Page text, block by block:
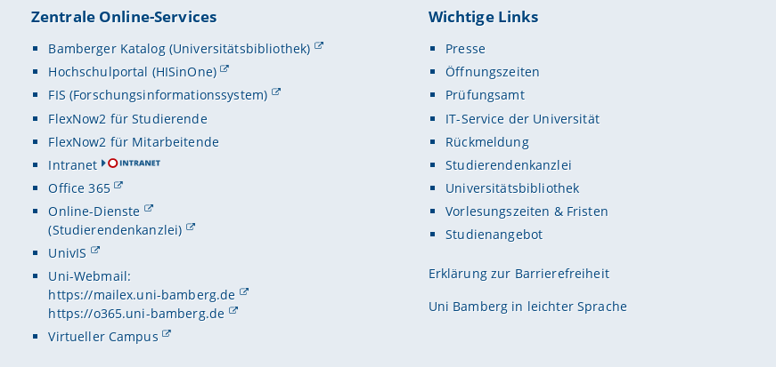
Zentrale Online-Services
Bamberger Katalog (Universitätsbibliothek)
Hochschulportal (HISinOne)
FIS (Forschungsinformationssystem)
FlexNow2 für Studierende
FlexNow2 für Mitarbeitende
Intranet
Office 365
Online-Dienste
(Studierendenkanzlei)
UnivIS
Uni-Webmail:
https://mailex.uni-bamberg.de
https://o365.uni-bamberg.de
Virtueller Campus
Wichtige Links
Presse
Öffnungszeiten
Prüfungsamt
IT-Service der Universität
Rückmeldung
Studierendenkanzlei
Universitätsbibliothek
Vorlesungszeiten & Fristen
Studienangebot
Erklärung zur Barrierefreiheit
Uni Bamberg in leichter Sprache